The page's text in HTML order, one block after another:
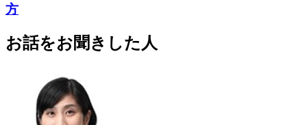
方
お話をお聞きした人